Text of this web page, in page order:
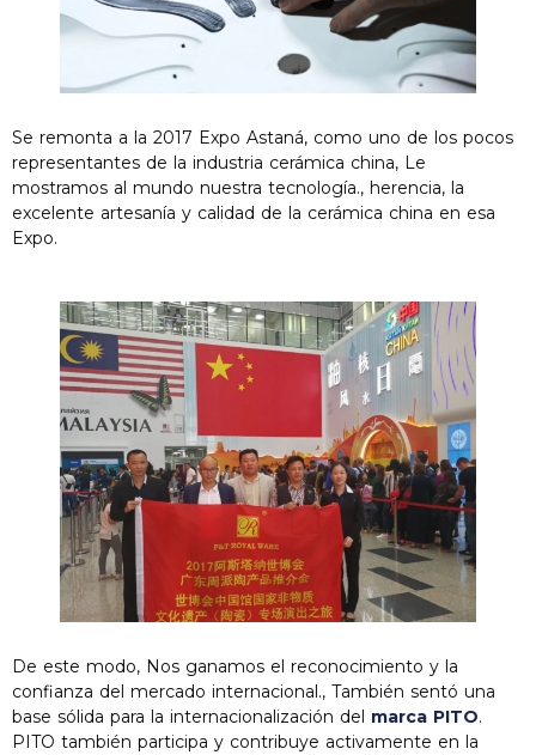
Se remonta a la 2017 Expo Astaná, como uno de los pocos
representantes de la industria cerámica china, Le
mostramos al mundo nuestra tecnología., herencia, la
excelente artesanía y calidad de la cerámica china en esa
Expo.
De este modo, Nos ganamos el reconocimiento y la
confianza del mercado internacional., También sentó una
base sólida para la internacionalización del marca PITO.
PITO también participa y contribuye activamente en la